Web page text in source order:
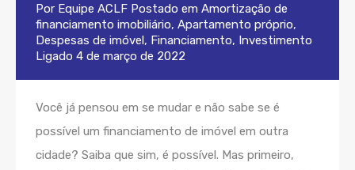
Por Equipe ACLF Postado em Amortização de
financiamento imobiliário, Apartamento próprio,
Despesas de imóvel, Financiamento, Investimento
Ligado 4 de março de 2022
Você já pensou em se mudar e não sabe se é
possível um financiamento de imóvel em outra
cidade? Saiba que sim, é possível. Mas primeiro,